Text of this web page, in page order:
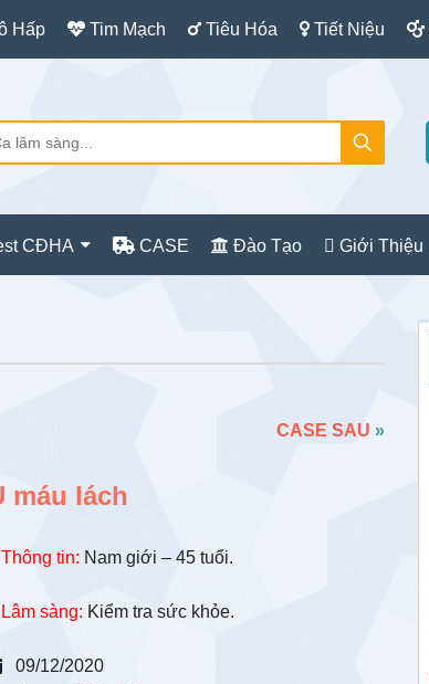
Hấp Tim Mạch Tiêu Hóa Tiết Niệu
CĐHA CASE Đào Tạo Giới Thiệu
CASE SAU »
máu lách
tin: Nam giới – 45 tuổi.
sàng: Kiểm tra sức khỏe.
09/12/2020